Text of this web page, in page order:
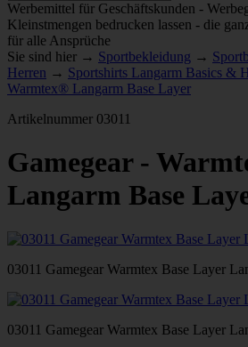
Werbemittel für Geschäftskunden -
Kleinstmengen bedrucken lassen - die
für alle Ansprüche
Sie sind hier → Sportbekleidung →
Herren → Sportshirts Langarm Basics &
Warmtex® Langarm Base Layer
Artikelnummer 03011
Gamegear -
Langarm Base
03011 Gamegear Warmtex Base Layer
03011 Gamegear Warmtex Base Layer